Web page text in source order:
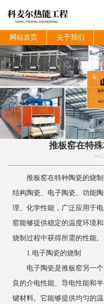
网站首页 关于我们
推板窑在特
24/
推板窑在特种陶瓷的烧制
结构陶瓷、电子陶瓷、功能
理、化学性能，广泛应用于
窑能够提供稳定的温度环境
烧制过程中获得所需的性能。
1.电子陶瓷的烧制
电子陶瓷是推板窑另一个
良的介电性能、导电性能和
键材料。它能够提供均匀的